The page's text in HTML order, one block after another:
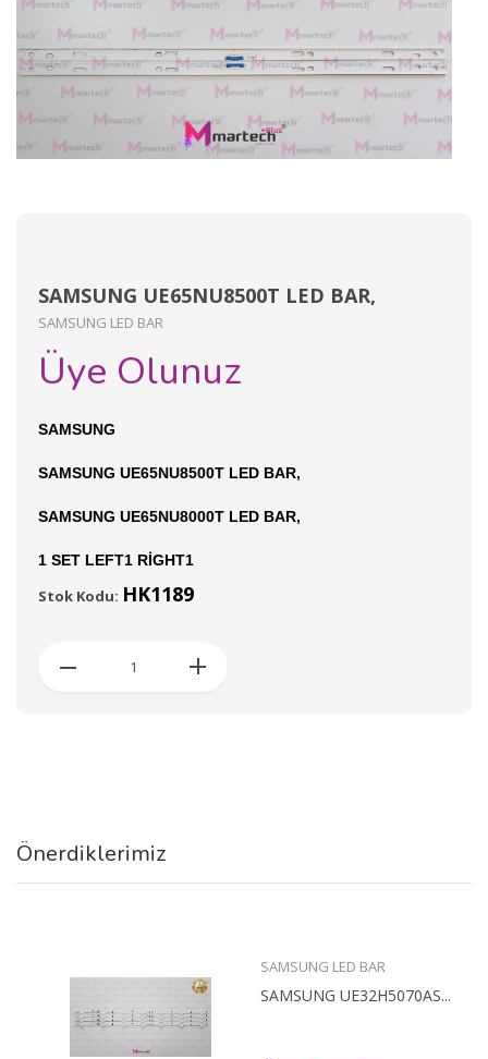
SAMSUNG UE65NU8500T LED BAR,
SAMSUNG LED BAR
Üye Olunuz
SAMSUNG
SAMSUNG UE65NU8500T LED BAR,
SAMSUNG UE65NU8000T LED BAR,
1 SET LEFT1 RİGHT1
Stok Kodu: HK1189
Önerdiklerimiz
SAMSUNG LED BAR
SAMSUNG UE32H5070AS...